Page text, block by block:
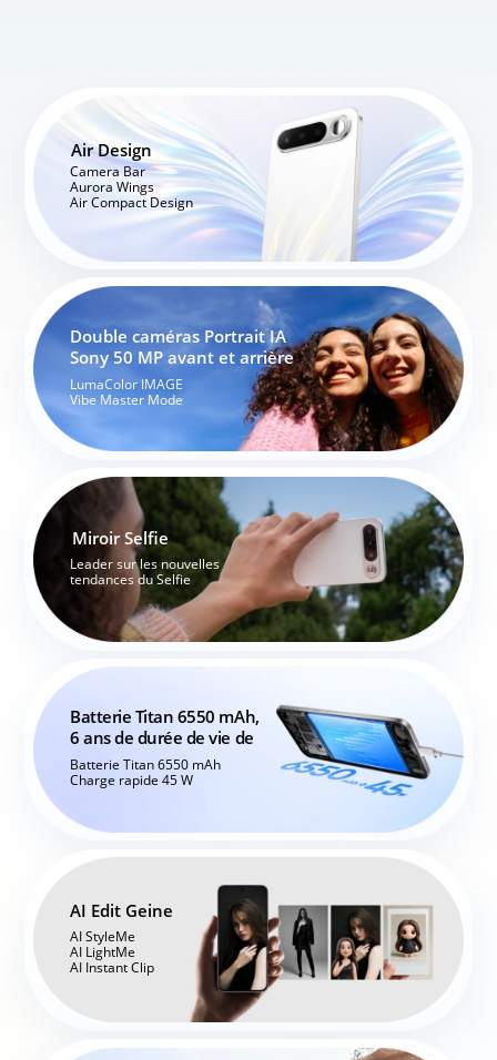
Air Design
Camera Bar
Aurora Wings
Air Compact Design
Double caméras Portrait IA
Sony 50 MP avant et arrière
LumaColor IMAGE
Vibe Master Mode
Miroir Selfie
Leader sur les nouvelles
tendances du Selfie
Batterie Titan 6550 mAh,
6 ans de durée de vie de
Batterie Titan 6550 mAh
Charge rapide 45 W
AI Edit Geine
AI StyleMe
AI LightMe
AI Instant Clip